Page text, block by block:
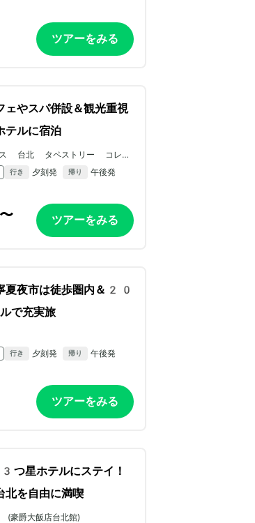
ツアーをみる
ェやスパ併設＆観光重視
テルに宿泊
台北 タペストリー コレク
ン
行き 夕刻発 帰り 午後発
ツアーをみる
夏夜市は徒歩圏内＆20
で充実旅
行き 夕刻発 帰り 午後発
ツアーをみる
星ホテルにステイ！
北を自由に満喫
爵大飯店台北館)